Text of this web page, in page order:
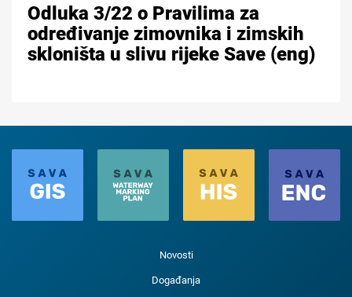
Odluka 3/22 o Pravilima za
određivanje zimovnika i zimskih
skloništa u slivu rijeke Save (eng)
Novosti
Događanja